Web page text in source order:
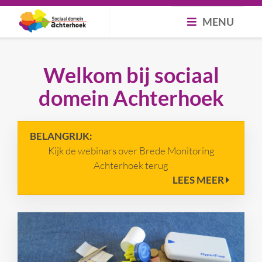
MENU
Welkom bij sociaal
domein Achterhoek
BELANGRIJK:
Kijk de webinars over Brede Monitoring
Achterhoek terug
LEES MEER